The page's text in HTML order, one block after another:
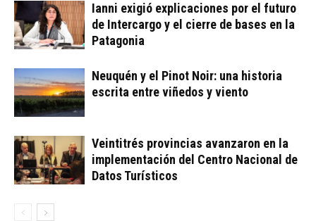
Ianni exigió explicaciones por el futuro
de Intercargo y el cierre de bases en la
Patagonia
Neuquén y el Pinot Noir: una historia
escrita entre viñedos y viento
Veintitrés provincias avanzaron en la
implementación del Centro Nacional de
Datos Turísticos